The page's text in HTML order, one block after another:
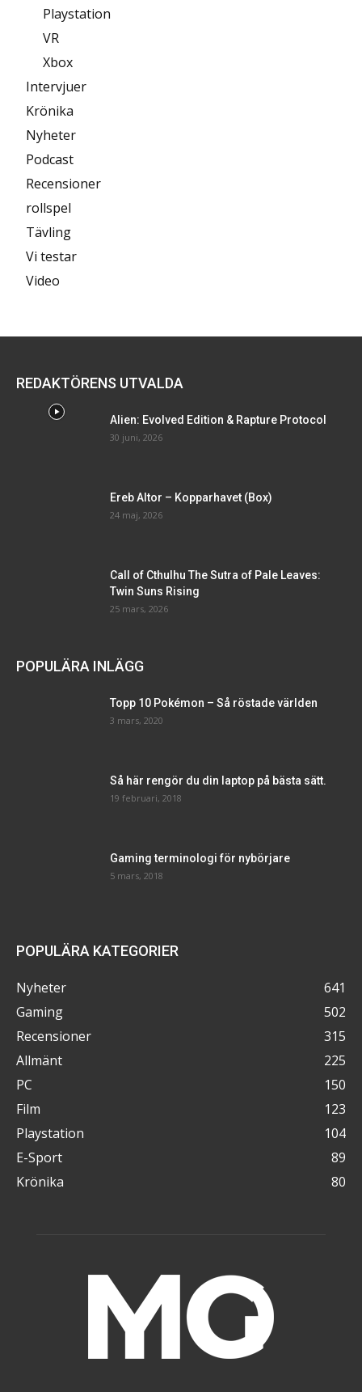
Playstation
VR
Xbox
Intervjuer
Krönika
Nyheter
Podcast
Recensioner
rollspel
Tävling
Vi testar
Video
REDAKTÖRENS UTVALDA
Alien: Evolved Edition & Rapture Protocol
30 juni, 2026
Ereb Altor – Kopparhavet (Box)
24 maj, 2026
Call of Cthulhu The Sutra of Pale Leaves:
Twin Suns Rising
25 mars, 2026
POPULÄRA INLÄGG
Topp 10 Pokémon – Så röstade världen
3 mars, 2020
Så här rengör du din laptop på bästa sätt.
19 februari, 2018
Gaming terminologi för nybörjare
5 mars, 2018
POPULÄRA KATEGORIER
Nyheter
641
Gaming
502
Recensioner
315
Allmänt
225
PC
150
Film
123
Playstation
104
E-Sport
89
Krönika
80